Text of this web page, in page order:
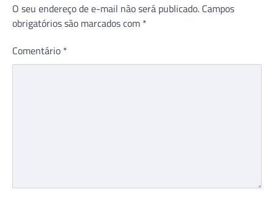
O seu endereço de e-mail não será publicado. Campos
obrigatórios são marcados com *
Comentário *